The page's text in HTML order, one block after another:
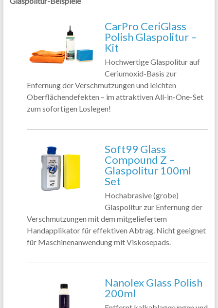
CarPro CeriGlass
Polish Glaspolitur –
Kit
Hochwertige Glaspolitur auf
Ceriumoxid-Basis zur
Enfernung der Verschmutzungen und leichten
Oberflächendefekten – im attraktiven All-in-One-Set
zum sofortigen Loslegen!
Soft99 Glass
Compound Z –
Glaspolitur 100ml
Set
Hochabrasive (grobe)
Glaspolitur zur Enfernung der
Verschmutzungen mit dem mitgeliefertem
Handapplikator für effektiven Abtrag. Nicht geeignet
für Maschinenanwendung mit Viskosepads.
Nanolex Glass Polish
200ml